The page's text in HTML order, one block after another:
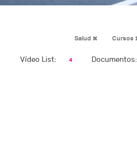
Cursos
Salud
Vídeo List: 4 Documentos: